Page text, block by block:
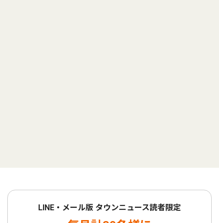
LINE・メール版 タウンニュース読者限定